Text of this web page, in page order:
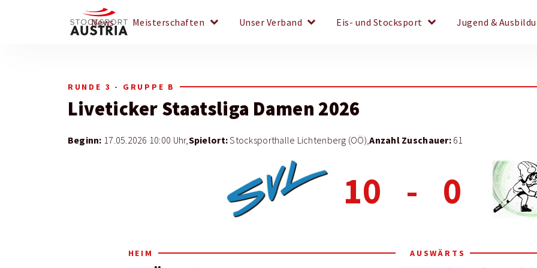
News Meisterschaften keyboard_arrow_down Unser Verband keyboard_arrow_down Eis- und Stocksport keyboard_arrow_down Jugend &
RUNDE 3 - GRUPPE B
LivetickerStaatsliga Damen 2026
Beginn: 17.05.2026 10:00 Uhr,Spielort:Stocksporthalle Lichtenberg (OÖ),Anzahl Zuschauer: 61
10 - 0
HEIM AUSWÄRTS